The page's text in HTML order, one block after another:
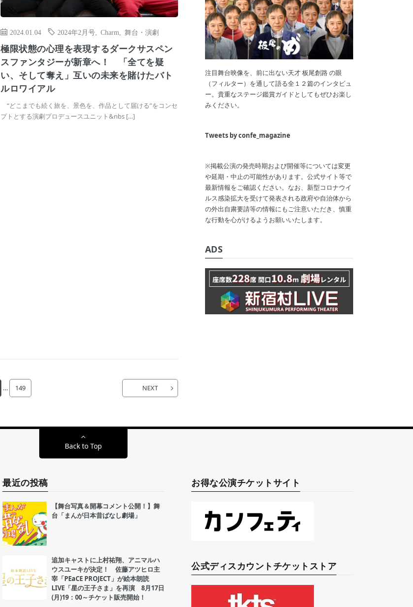
2024.01.04 2024年2月号 ,Charm ,舞台・演劇
極限状態の心理を表現するダークサスペン
スファンタジーが新章へ！ 「全てを疑
い、そして奪え」互いの未来を賭けたバト
ルロワイアル
“どこまでも続く旅を、景色を、作品として届ける”をコンセ
プトとする演劇プロデュースユニット&nbs […]
… 149 NEXT
注目舞台映像を、前に出ない天才 板尾創路 の眼
（フィルター）を通して語る全１２篇のインタビュ
ー。貴重なステージ鑑賞ガイドとしてもぜひお楽し
みください。
Tweets by confe_magazine
※掲載公演の発売時期および開催等については変更
や延期・中止の可能性があります。公式サイト等で
最新情報をご確認ください。なお、新型コロナウイ
ルス感染拡大を受けて発表される政府や自治体から
の外出自粛要請等の情報にもご注意いただき、慎重
な行動を心がけるようお願いいたします。
ADS
Back to Top
最近の投稿
【舞台写真＆開幕コメント公開！】舞
台「まんが日本昔ばなし劇場」
追加キャストに上村祐翔、アニマルハ
ウスユーキが決定！ 佐藤アツヒロ主
宰「PEaCE PROJECT」が絵本朗読
LIVE「星の王子さま」を再演 8月17日
(月)19：00～チケット販売開始！
お得な公演チケットサイト
公式ディスカウントチケットストア